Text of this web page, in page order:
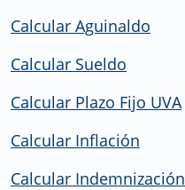
Calcular Aguinaldo
Calcular Sueldo
Calcular Plazo Fijo UVA
Calcular Inflación
Calcular Indemnización